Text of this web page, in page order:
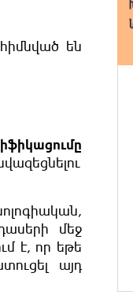
են
մեջ
է, որ եթե
այդ